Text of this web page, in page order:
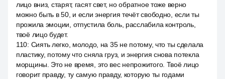
лицо вниз, старят, гасят свет, но обратное тоже верно
можно быть в 50, и если энергия течёт свободно, если ты
прожила эмоции, отпустила боль, расслабила контроль,
твоё лицо будет.
110: Сиять легко, молодо, на 35 не потому, что ты сделала
пластику, потому что сняла груз, и энергия снова потекла
морщины. Это не время, это вес непрожитого. Твоё лицо
говорит правду, ту самую правду, которую ты годами